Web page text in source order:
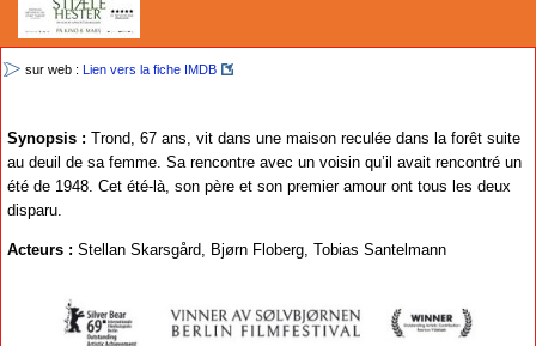
sur web : Lien vers la fiche IMDB
Synopsis : Trond, 67 ans, vit dans une maison reculée dans la forêt suite
au deuil de sa femme. Sa rencontre avec un voisin qu’il avait rencontré un
été de 1948. Cet été-là, son père et son premier amour ont tous les deux
disparu.
Acteurs : Stellan Skarsgård, Bjørn Floberg, Tobias Santelmann